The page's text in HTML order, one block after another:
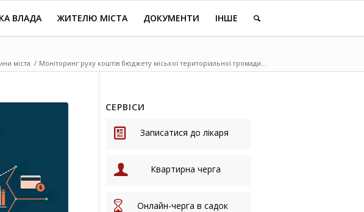
ВЛАДА ЖИТЕЛЮ МІСТА ДОКУМЕНТИ ІНШЕ
міста / Моніторинг руху коштів бюджету міської територіальної громади...
СЕРВІСИ
Записатися до лікаря
Квартирна черга
Онлайн-черга в садок